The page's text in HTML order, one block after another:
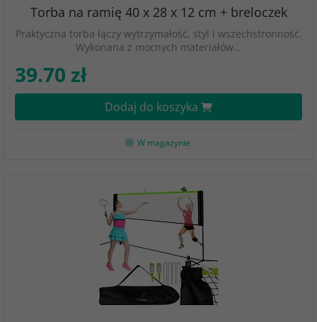
Torba na ramię 40 x 28 x 12 cm + breloczek
Praktyczna torba łączy wytrzymałość, styl i wszechstronność.
Wykonana z mocnych materiałów…
39.70 zł
Dodaj do koszyka
W magazynie